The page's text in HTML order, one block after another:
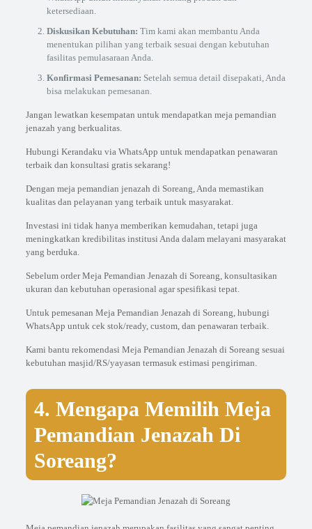
ketersediaan.
Diskusikan Kebutuhan: Tim kami akan membantu Anda
menentukan pilihan yang terbaik sesuai dengan kebutuhan
fasilitas pemulasaraan Anda.
Konfirmasi Pemesanan: Setelah semua detail disepakati, Anda
bisa melakukan pemesanan.
Jangan lewatkan kesempatan untuk mendapatkan meja pemandian
jenazah yang berkualitas.
Hubungi Kerandaku via WhatsApp untuk mendapatkan penawaran
terbaik dan konsultasi gratis sekarang!
Dengan meja pemandian jenazah di Soreang, Anda memastikan
kualitas dan pelayanan yang terbaik untuk masyarakat.
Investasi ini tidak hanya memberikan kemudahan, tetapi juga
meningkatkan kredibilitas institusi Anda dalam melayani masyarakat
yang berduka.
Sebelum order Meja Pemandian Jenazah di Soreang, konsultasikan
ukuran dan kebutuhan operasional agar spesifikasi tepat.
Untuk pemesanan Meja Pemandian Jenazah di Soreang, hubungi
WhatsApp untuk cek stok/ready, custom, dan penawaran terbaik.
Kami bantu rekomendasi Meja Pemandian Jenazah di Soreang sesuai
kebutuhan masjid/RS/yayasan termasuk estimasi pengiriman.
4. Mengapa Memilih Meja
Pemandian Jenazah Di
Soreang?